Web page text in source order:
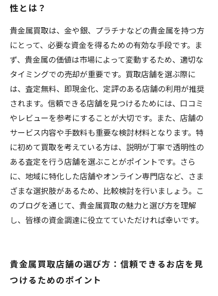
性とは？
貴金属買取は、金や銀、プラチナなどの貴金属を持つ方
にとって、必要な資金を得るための有効な手段です。ま
ず、貴金属の価値は市場によって変動するため、適切な
タイミングでの売却が重要です。買取店舗を選ぶ際に
は、査定無料、即現金化、定評のある店舗の利用が推奨
されます。信頼できる店舗を見つけるためには、口コミ
やレビューを参考にすることが大切です。また、店舗の
サービス内容や手数料も重要な検討材料となります。特
に初めて買取を考えている方は、説明が丁寧で透明性の
ある査定を行う店舗を選ぶことがポイントです。さら
に、地域に特化した店舗やオンライン専門店など、さま
ざまな選択肢があるため、比較検討を行いましょう。こ
のブログを通じて、貴金属買取の魅力と選び方を理解
し、皆様の資金調達に役立てていただければ幸いです。
貴金属買取店舗の選び方：信頼できるお店を見
つけるためのポイント